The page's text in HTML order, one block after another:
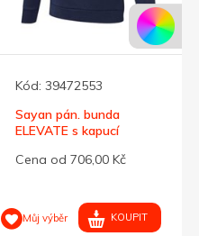
Kód: 39472553
Sayan pán. bunda
ELEVATE s kapucí
Cena od 706,00 Kč
Můj výběr KOUPIT